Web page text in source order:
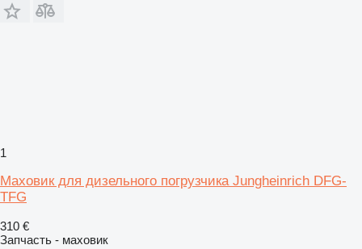
1
Маховик для дизельного погрузчика Jungheinrich DFG-
TFG
310 €
Запчасть - маховик